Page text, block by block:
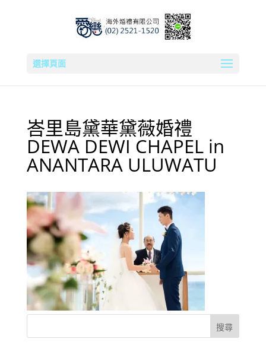
選擇頁面
峇里島黛華黛薇婚禮
DEWA DEWI CHAPEL in
ANANTARA ULUWATU